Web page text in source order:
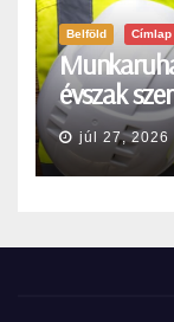
Belföld Címlap
évszak
júl 27, 2026